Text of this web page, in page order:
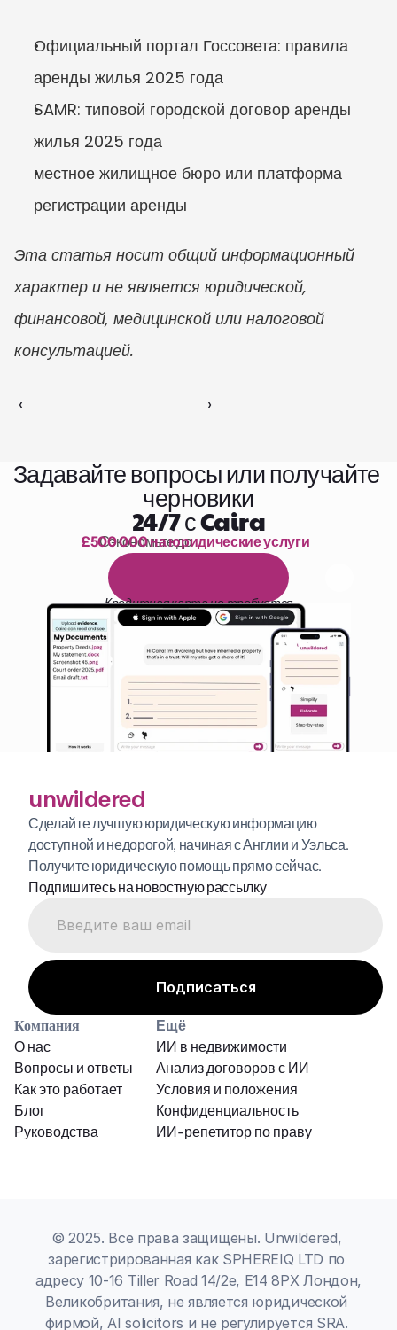
Официальный портал Госсовета: правила
аренды жилья 2025 года
SAMR: типовой городской договор аренды
жилья 2025 года
местное жилищное бюро или платформа
регистрации аренды
Эта статья носит общий информационный
характер и не является юридической,
финансовой, медицинской или налоговой
консультацией.
‹ ›
Задавайте вопросы или получайте
черновики
24/7 с Caira
1 000 часов чтения
Сэкономьте до
£500 000 на юридические услуги
ы е
Кредитная карта не требуется
unwildered
Сделайте лучшую юридическую информацию
доступной и недорогой, начиная с Англии и Уэльса.
Получите юридическую помощь прямо сейчас.
Подпишитесь на новостную рассылку
Компания
О нас
Вопросы и ответы
Как это работает
Блог
Руководства
Ещё
Условия и положения
Анализ договоров с ИИ
ИИ-репетитор по праву
Конфиденциальность
ИИ в недвижимости
© 2025. Все права защищены. Unwildered,
зарегистрированная как SPHEREIQ LTD по
адресу 10-16 Tiller Road 14/2e, E14 8PX Лондон,
Великобритания, не является юридической
фирмой, AI solicitors и не регулируется SRA.